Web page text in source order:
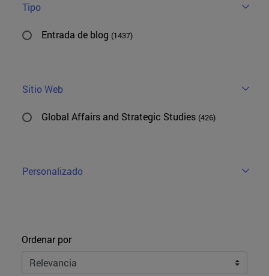
Tipo
Entrada de blog (1437)
Sitio Web
Global Affairs and Strategic Studies (426)
Personalizado
Ordenar
Ordenar por